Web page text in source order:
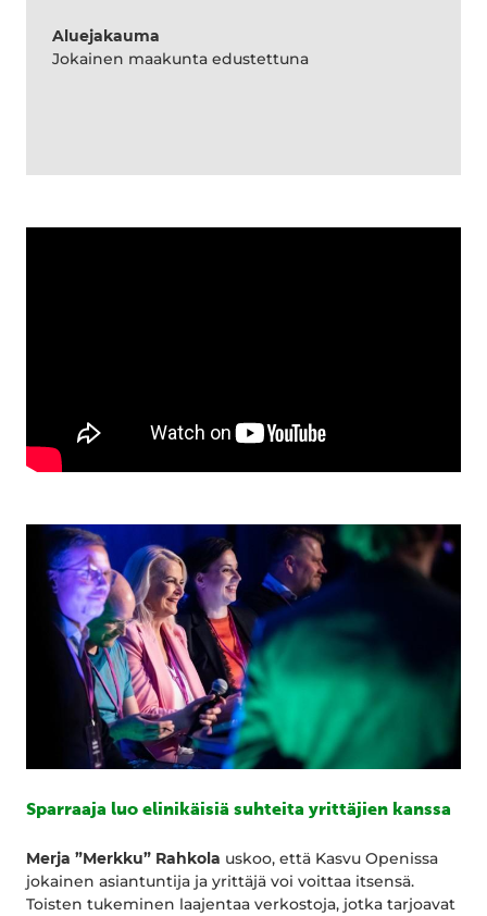
Aluejakauma
Jokainen maakunta edustettuna
Sparraaja luo elinikäisiä suhteita yrittäjien kanssa
Merja ”Merkku” Rahkola uskoo, että Kasvu Openissa
jokainen asiantuntija ja yrittäjä voi voittaa itsensä.
Toisten tukeminen laajentaa verkostoja, jotka tarjoavat